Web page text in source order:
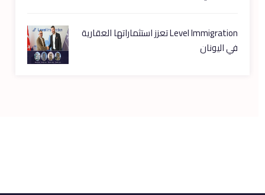
⁦Level Immigration⁩ تعزز استثماراتها العقارية
في اليونان